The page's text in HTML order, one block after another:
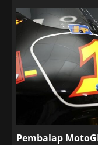
pada 2022 dan
dikabarkan
Pembalap